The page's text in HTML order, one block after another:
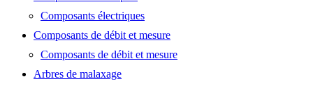
Composants électriques
Composants de débit et mesure
Composants de débit et mesure
Arbres de malaxage